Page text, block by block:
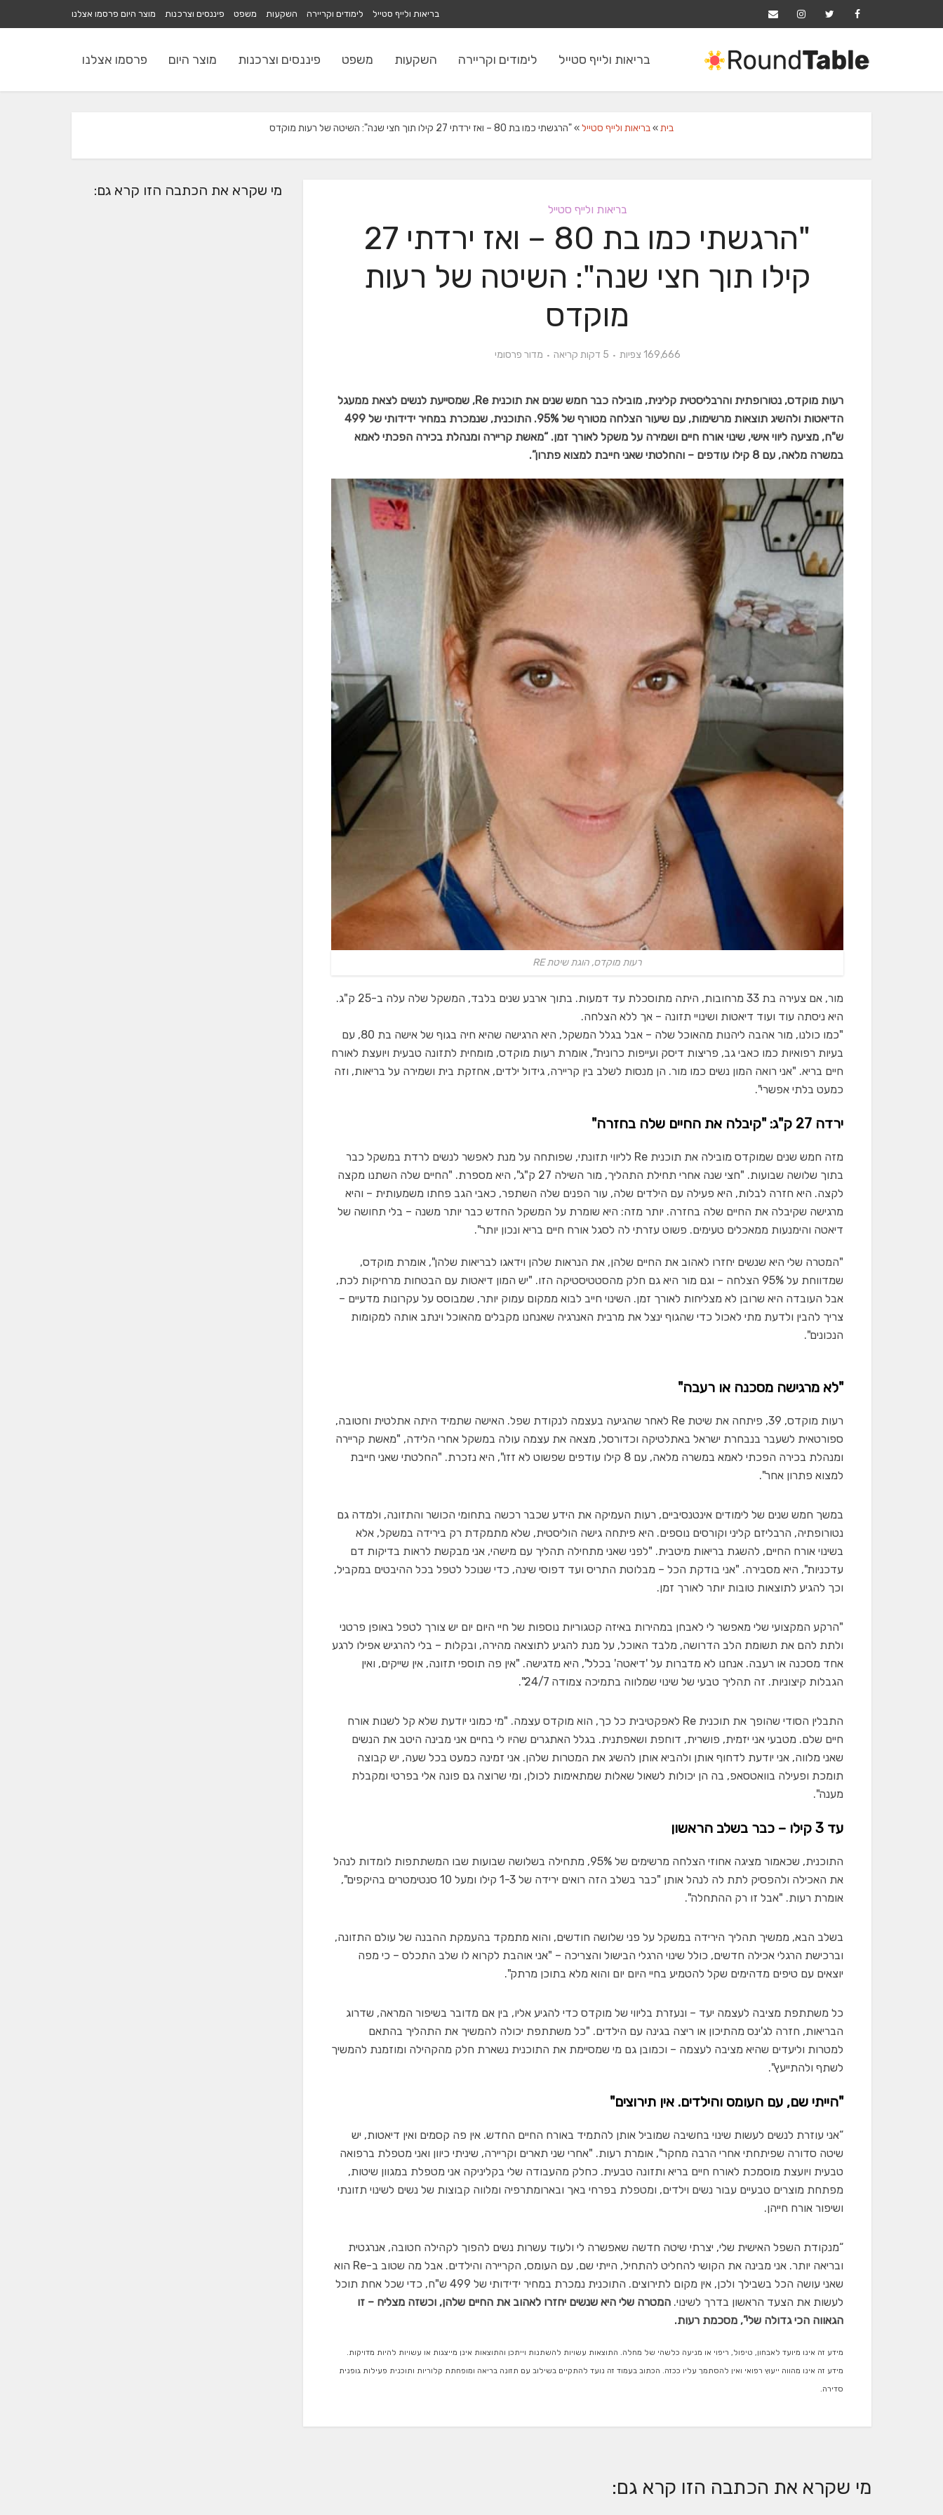
בריאות ולייף סטייל לימודים וקריירה השקעות משפט פיננסים וצרכנות מוצר היום פרסמו אצלנו
בריאות ולייף סטייל לימודים וקריירה השקעות משפט פיננסים וצרכנות מוצר היום פרסמו אצלנו
בית»בריאות ולייף סטייל»"הרגשתי כמו בת 80 – ואז ירדתי 27 קילו תוך חצי שנה": השיטה של רעות מוקדס
מי שקרא את הכתבה הזו קרא גם:
בריאות ולייף סטייל
"הרגשתי כמו בת 80 – ואז ירדתי 27
קילו תוך חצי שנה": השיטה של רעות
מוקדס
169,666 צפיות 5 דקות קריאה מדור פרסומי
רעות מוקדס, נטורופתית והרבליסטית קלינית, מובילה כבר חמש שנים את תוכנית Re, שמסייעת לנשים לצאת ממעגל
הדיאטות ולהשיג תוצאות מרשימות, עם שיעור הצלחה מטורף של 95%. התוכנית, שנמכרת במחיר ידידותי של 499
ש"ח, מציעה ליווי אישי, שינוי אורח חיים ושמירה על משקל לאורך זמן. “מאשת קריירה ומנהלת בכירה הפכתי לאמא
במשרה מלאה, עם 8 קילו עודפים – והחלטתי שאני חייבת למצוא פתרון”.
רעות מוקדס, הוגת שיטת RE
מור, אם צעירה בת 33 מרחובות, היתה מתוסכלת עד דמעות. בתוך ארבע שנים בלבד, המשקל שלה עלה ב-25 ק"ג.
היא ניסתה עוד ועוד דיאטות ושינויי תזונה – אך ללא הצלחה.
"כמו כולנו, מור אהבה ליהנות מהאוכל שלה – אבל בגלל המשקל, היא הרגישה שהיא חיה בגוף של אישה בת 80, עם
בעיות רפואיות כמו כאבי גב, פריצות דיסק ועייפות כרונית", אומרת רעות מוקדס, מומחית לתזונה טבעית ויועצת לאורח
חיים בריא. "אני רואה המון נשים כמו מור. הן מנסות לשלב בין קריירה, גידול ילדים, אחזקת בית ושמירה על בריאות, וזה
כמעט בלתי אפשרי".
ירדה 27 ק"ג: "קיבלה את החיים שלה בחזרה"
מזה חמש שנים שמוקדס מובילה את תוכנית Re לליווי תזונתי, שפותחה על מנת לאפשר לנשים לרדת במשקל כבר
בתוך שלושה שבועות. "חצי שנה אחרי תחילת התהליך, מור השילה 27 ק"ג", היא מספרת. "החיים שלה השתנו מקצה
לקצה. היא חזרה לבלות, היא פעילה עם הילדים שלה, עור הפנים שלה השתפר, כאבי הגב פחתו משמעותית – והיא
מרגישה שקיבלה את החיים שלה בחזרה. יותר מזה: היא שומרת על המשקל החדש כבר יותר משנה – בלי תחושה של
דיאטה והימנעות ממאכלים טעימים. פשוט עזרתי לה לסגל אורח חיים בריא ונכון יותר".
"המטרה שלי היא שנשים יחזרו לאהוב את החיים שלהן, את הנראות שלהן וידאגו לבריאות שלהן", אומרת מוקדס,
שמדווחת על 95% הצלחה – וגם מור היא גם חלק מהסטטיסטיקה הזו. "יש המון דיאטות עם הבטחות מרחיקות לכת,
אבל העובדה היא שרובן לא מצליחות לאורך זמן. השינוי חייב לבוא ממקום עמוק יותר, שמבוסס על עקרונות מדעיים –
צריך להבין ולדעת מתי לאכול כדי שהגוף ינצל את מרבית האנרגיה שאנחנו מקבלים מהאוכל וינתב אותה למקומות
הנכונים".
"לא מרגישה מסכנה או רעבה"
רעות מוקדס, 39, פיתחה את שיטת Re לאחר שהגיעה בעצמה לנקודת שפל. האישה שתמיד היתה אתלטית וחטובה,
ספורטאית לשעבר בנבחרת ישראל באתלטיקה וכדורסל, מצאה את עצמה עולה במשקל אחרי הלידה, "מאשת קריירה
ומנהלת בכירה הפכתי לאמא במשרה מלאה, עם 8 קילו עודפים שפשוט לא זזו", היא נזכרת. "החלטתי שאני חייבת
למצוא פתרון אחר".
במשך חמש שנים של לימודים אינטנסיביים, רעות העמיקה את הידע שכבר רכשה בתחומי הכושר והתזונה, ולמדה גם
נטורופתיה, הרבליזם קליני וקורסים נוספים. היא פיתחה גישה הוליסטית, שלא מתמקדת רק בירידה במשקל, אלא
בשינוי אורח החיים, להשגת בריאות מיטבית. "לפני שאני מתחילה תהליך עם מישהי, אני מבקשת לראות בדיקות דם
עדכניות", היא מסבירה. "אני בודקת הכל – מבלוטת התריס ועד דפוסי שינה, כדי שנוכל לטפל בכל ההיבטים במקביל,
וכך להגיע לתוצאות טובות יותר לאורך זמן.
"הרקע המקצועי שלי מאפשר לי לאבחן במהירות באיזה קטגוריות נוספות של חיי היום יום יש צורך לטפל באופן פרטני
ולתת להם את תשומת הלב הדרושה, מלבד האוכל, על מנת להגיע לתוצאה מהירה, ובקלות – בלי להרגיש אפילו לרגע
אחד מסכנה או רעבה. אנחנו לא מדברות על 'דיאטה' בכלל", היא מדגישה. "אין פה תוספי תזונה, אין שייקים, ואין
הגבלות קיצוניות. זה תהליך טבעי של שינוי שמלווה בתמיכה צמודה 24/7".
התבלין הסודי שהופך את תוכנית Re לאפקטיבית כל כך, הוא מוקדס עצמה. "מי כמוני יודעת שלא קל לשנות אורח
חיים שלם. מטבעי אני יזמית, פושרית, דוחפת ושאפתנית. בגלל האתגרים שהיו לי בחיים אני מבינה היטב את הנשים
שאני מלווה, אני יודעת לדחוף אותן ולהביא אותן להשיג את המטרות שלהן. אני זמינה כמעט בכל שעה, יש קבוצה
תומכת ופעילה בוואטסאפ, בה הן יכולות לשאול שאלות שמתאימות לכולן, ומי שרוצה גם פונה אלי בפרטי ומקבלת
מענה".
עד 3 קילו – כבר בשלב הראשון
התוכנית, שכאמור מציגה אחוזי הצלחה מרשימים של 95%, מתחילה בשלושה שבועות שבו המשתתפות לומדות לנהל
את האכילה ולהפסיק לתת לה לנהל אותן "כבר בשלב הזה רואים ירידה של 1-3 קילו ומעל 10 סנטימטרים בהיקפים",
אומרת רעות. "אבל זו רק ההתחלה".
בשלב הבא, ממשיך תהליך הירידה במשקל על פני שלושה חודשים, והוא מתמקד בהעמקת ההבנה של עולם התזונה,
וברכישת הרגלי אכילה חדשים, כולל שינוי הרגלי הבישול והצריכה – "אני אוהבת לקרוא לו שלב התכלס – כי מפה
יוצאים עם טיפים מדהימים שקל להטמיע בחיי היום יום והוא מלא בתוכן מרתק".
כל משתתפת מציבה לעצמה יעד – ונעזרת בליווי של מוקדס כדי להגיע אליו, בין אם מדובר בשיפור המראה, שדרוג
הבריאות, חזרה לג'ינס מהתיכון או ריצה בגינה עם הילדים. "כל משתתפת יכולה להמשיך את התהליך בהתאם
למטרות וליעדים שהיא מציבה לעצמה – וכמובן גם מי שמסיימת את התוכנית נשארת חלק מהקהילה ומוזמנת להמשיך
לשתף ולהתייעץ".
"הייתי שם, עם העומס והילדים. אין תירוצים"
“אני עוזרת לנשים לעשות שינוי בחשיבה שמוביל אותן להתמיד באורח החיים החדש. אין פה קסמים ואין דיאטות, יש
שיטה סדורה שפיתחתי אחרי הרבה מחקר", אומרת רעות. "אחרי שני תארים וקריירה, שיניתי כיוון ואני מטפלת ברפואה
טבעית ויועצת מוסמכת לאורח חיים בריא ותזונה טבעית. כחלק מהעבודה שלי בקליניקה אני מטפלת במגוון שיטות,
מפתחת מוצרים טבעיים עבור נשים וילדים, ומטפלת בפרחי באך ובארומתרפיה ומלווה קבוצות של נשים לשינוי תזונתי
ושיפור אורח חייהן.
“מנקודת השפל האישית שלי, יצרתי שיטה חדשה שאפשרה לי ולעוד עשרות נשים להפוך לקהילה חטובה, אנרגטית
ובריאה יותר. אני מבינה את הקושי להחליט להתחיל, הייתי שם, עם העומס, הקריירה והילדים. אבל מה שטוב ב-Re הוא
שאני עושה הכל בשבילך ולכן, אין מקום לתירוצים. התוכנית נמכרת במחיר ידידותי של 499 ש"ח, כדי שכל אחת תוכל
לעשות את הצעד הראשון בדרך לשינוי. המטרה שלי היא שנשים יחזרו לאהוב את החיים שלהן, וכשזה מצליח – זו
הגאווה הכי גדולה שלי”, מסכמת רעות.
מידע זה אינו מיועד לאבחון, טיפול, ריפוי או מניעה כלשהי של מחלה. התוצאות עשויות להשתנות וייתכן והתוצאות אינן מייצגות או עשויות להיות מדויקות.
מידע זה אינו מהווה ייעוץ רפואי ואין להסתמך עליו ככזה. הכתוב בעמוד זה נועד להתקיים בשילוב עם תזונה בריאה ומופחתת קלוריות ותוכנית פעילות גופנית
סדירה.
מי שקרא את הכתבה הזו קרא גם: